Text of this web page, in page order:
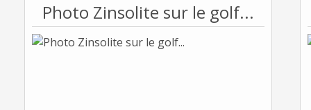
Photo Zinsolite sur le golf...